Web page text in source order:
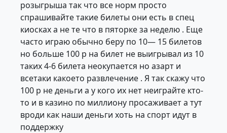
розыгрыша так что все норм просто
спрашивайте такие билеты они есть в спец
киосках а не те что в пяторке за неделю . Еще
часто играю обычно беру по 10— 15 билетов
но больше 100 р на билет не выигрывал из 10
таких 4-6 билета неокупается но азарт и
всетаки какоето развлечение . Я так скажу что
100 р не деньги а у кого их нет неиграйте кто-
то и в казино по миллиону просаживает а тут
вроди как наши деньги хоть на спорт идут в
поддержку